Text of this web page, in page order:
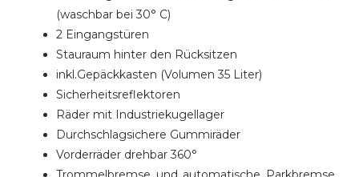
(waschbar bei 30° C)
2 Eingangstüren
Stauraum hinter den Rücksitzen
inkl.Gepäckkasten (Volumen 35 Liter)
Sicherheitsreflektoren
Räder mit Industriekugellager
Durchschlagsichere Gummiräder
Vorderräder drehbar 360°